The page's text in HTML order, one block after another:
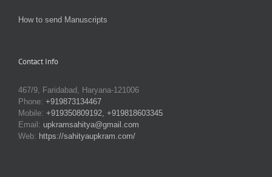
How to send Manuscripts
Contact Info
467/9, Faridabad, Haryana-121006
Phone: +919873134467
Mobile: +919350809192, +919818603345
Email: upkramsahitya@gmail.com
Web: https://sahityaupkram.com/